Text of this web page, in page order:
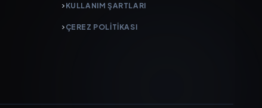
KULLANIM ŞARTLARI
ÇEREZ POLITIKASI